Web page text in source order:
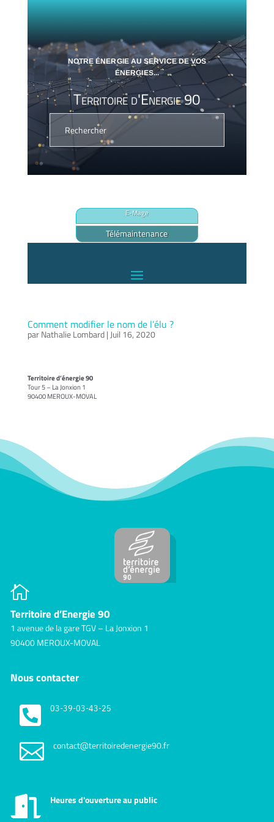
NOTRE ÉNERGIE AU SERVICE DE VOS
ÉNERGIES...
Territoire d'Energie 90
E-Mage
Télémaintenance
Comment modifier le nom de l’élu ?
parNathalie Lombard| Juil 16, 2020
Territoire d’énergie 90
Tour 5 – La Jonxion 1
90400 MEROUX-MOVAL

Territoire d’Energie 90
1 avenue de la gare TGV – La Jonxion 1
90400 MEROUX-MOVAL
Nous contacter
 03-39-03-43-25
 contact@territoiredenergie90.fr
 Heures d'ouverture au public